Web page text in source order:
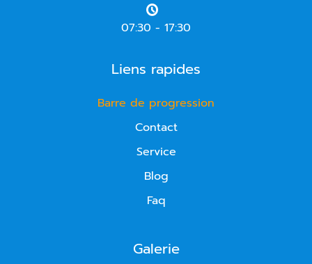
07:30 - 17:30
Liens rapides
Barre de progression
Contact
Service
Blog
Faq
Galerie